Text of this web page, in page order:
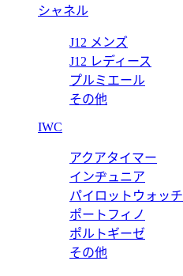
シャネル
J12 メンズ
J12 レディース
プルミエール
その他
IWC
アクアタイマー
インヂュニア
パイロットウォッチ
ポートフィノ
ポルトギーゼ
その他